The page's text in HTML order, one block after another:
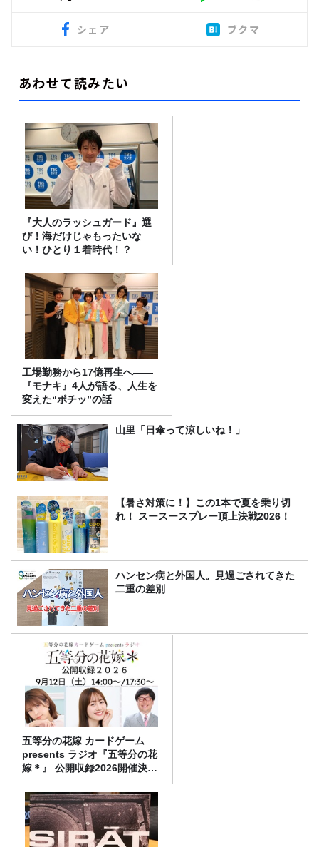
シェア ブクマ
あわせて読みたい
『大人のラッシュガード』選
び！海だけじゃもったいな
い！ひとり１着時代！？
工場勤務から17億再生へ——
『モナキ』4人が語る、人生を
変えた“ポチッ”の話
山里「日傘って涼しいね！」
【暑さ対策に！】この1本で夏を乗り切
れ！ スースースプレー頂上決戦2026！
ハンセン病と外国人。見過ごされてきた
二重の差別
五等分の花嫁 カードゲーム
presents ラジオ『五等分の花
嫁＊』 公開収録2026開催決
定！